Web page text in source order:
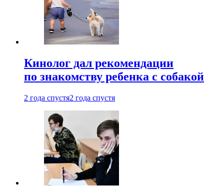
Кинолог дал рекомендации
по знакомству ребенка с собакой
2 года спустя2 года спустя